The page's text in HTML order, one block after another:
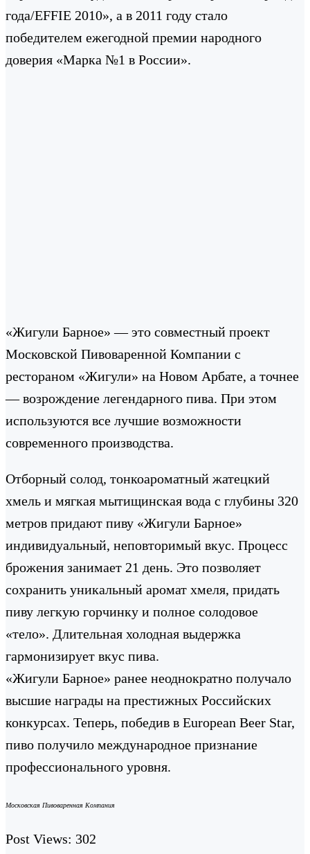
года/EFFIE 2010», а в 2011 году стало
победителем ежегодной премии народного
доверия «Марка №1 в России».
«Жигули Барное» — это совместный проект
Московской Пивоваренной Компании с
рестораном «Жигули» на Новом Арбате, а точнее
— возрождение легендарного пива. При этом
используются все лучшие возможности
современного производства.
Отборный солод, тонкоароматный жатецкий
хмель и мягкая мытищинская вода с глубины 320
метров придают пиву «Жигули Барное»
индивидуальный, неповторимый вкус. Процесс
брожения занимает 21 день. Это позволяет
сохранить уникальный аромат хмеля, придать
пиву легкую горчинку и полное солодовое
«тело». Длительная холодная выдержка
гармонизирует вкус пива.
«Жигули Барное» ранее неоднократно получало
высшие награды на престижных Российских
конкурсах. Теперь, победив в European Beer Star,
пиво получило международное признание
профессионального уровня.
Московская Пивоваренная Компания
Post Views: 302